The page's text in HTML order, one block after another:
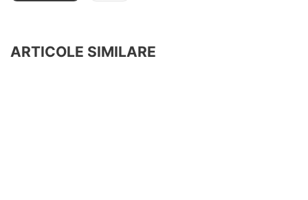
ARTICOLE SIMILARE